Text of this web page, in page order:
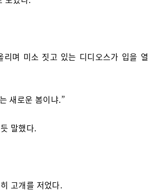
리며 미소 짓고 있는 디디오스가 입을 열
새로운 봄이냐.”
말했다.
고개를 저었다.